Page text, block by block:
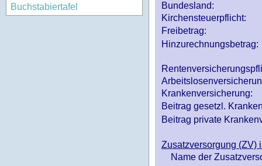
Buchstabiertafel
Bundesland:
Kirchensteuerpflicht:
Freibetrag:
Hinzurechnungsbetrag:
Krankenversicherung:
Beitrag gesetzl.
Beitrag private
Zusatzversorgung (ZV)
Name der